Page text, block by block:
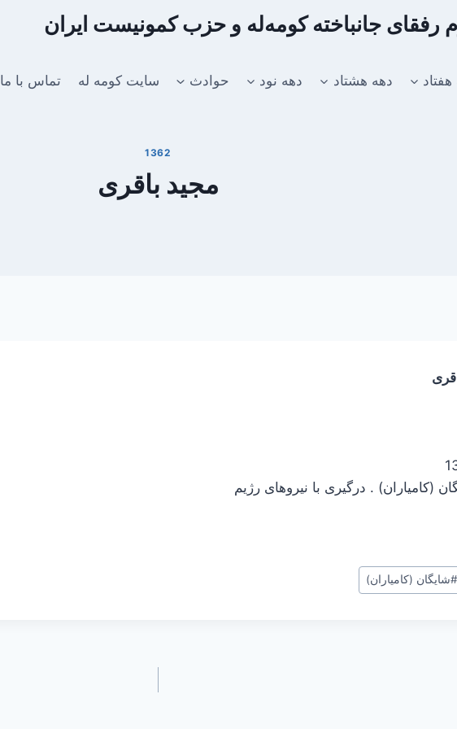
رفقای جانباخته کومه‌له و حزب کمونیست ایران
دهه هشتاد دهه نود حوادث سایت کومه له تماس با ما
1362
مجید باقری
(کامیاران) . درگیری با نیروهای رژیم
#شایگان (کامیاران)